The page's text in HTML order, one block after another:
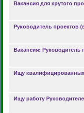
Вакансия для крутого
Руководитель проектов
Вакансия: Руководитель
Ищу
Ищу работу